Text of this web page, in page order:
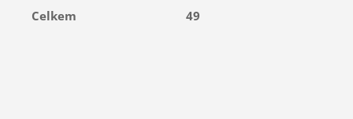
Celkem 49